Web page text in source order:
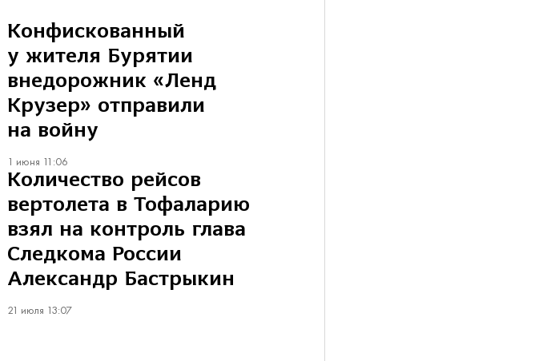
Конфискованный
у жителя Бурятии
внедорожник «Ленд
Крузер» отправили
на войну
1 июня 11:06
Количество рейсов
вертолета в Тофаларию
взял на контроль глава
Следкома России
Александр Бастрыкин
21 июля 13:07